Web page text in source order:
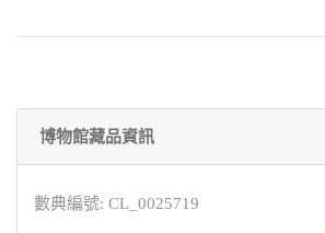
博物館藏品資訊
數典編號: CL_0025719